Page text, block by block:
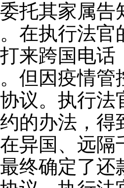
托其家属
在执行法官
来跨国电
但因疫情管
议。执行法
的办法，
异国、远隔
终确定了还